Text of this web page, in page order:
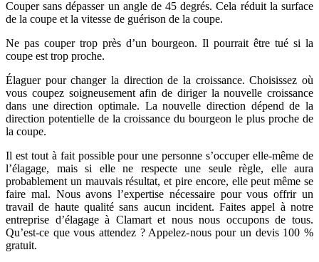
Couper sans dépasser un angle de 45 degrés. Cela réduit la surface
de la coupe et la vitesse de guérison de la coupe.
Ne pas couper trop près d’un bourgeon. Il pourrait être tué si la
coupe est trop proche.
Élaguer pour changer la direction de la croissance. Choisissez où
vous coupez soigneusement afin de diriger la nouvelle croissance
dans une direction optimale. La nouvelle direction dépend de la
direction potentielle de la croissance du bourgeon le plus proche de
la coupe.
Il est tout à fait possible pour une personne s’occuper elle-même de
l’élagage, mais si elle ne respecte une seule règle, elle aura
probablement un mauvais résultat, et pire encore, elle peut même se
faire mal. Nous avons l’expertise nécessaire pour vous offrir un
travail de haute qualité sans aucun incident. Faites appel à notre
entreprise d’élagage à Clamart et nous nous occupons de tous.
Qu’est-ce que vous attendez ? Appelez-nous pour un devis 100 %
gratuit.